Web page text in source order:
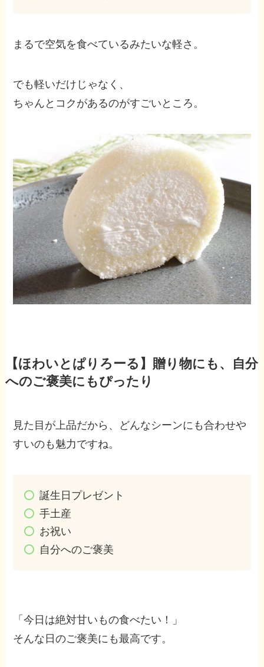
まるで空気を食べているみたいな軽さ。
でも軽いだけじゃなく、
ちゃんとコクがあるのがすごいところ。
【ほわいとぱりろーる】贈り物にも、自分
へのご褒美にもぴったり
見た目が上品だから、どんなシーンにも合わせや
すいのも魅力ですね。
誕生日プレゼント
手土産
お祝い
自分へのご褒美
「今日は絶対甘いもの食べたい！」
そんな日のご褒美にも最高です。